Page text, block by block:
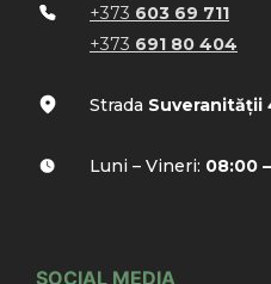
+373 603 69 711
+373 691 80 404
Strada Suveranității
Luni – Vineri: 08:00
SOCIAL MEDIA